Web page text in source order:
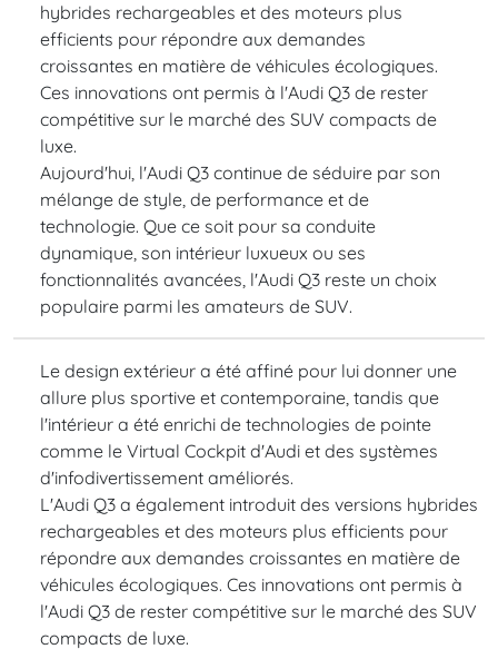
hybrides rechargeables et des moteurs plus
efficients pour répondre aux demandes
croissantes en matière de véhicules écologiques.
Ces innovations ont permis à l'Audi Q3 de rester
compétitive sur le marché des SUV compacts de
luxe.
Aujourd'hui, l'Audi Q3 continue de séduire par son
mélange de style, de performance et de
technologie. Que ce soit pour sa conduite
dynamique, son intérieur luxueux ou ses
fonctionnalités avancées, l'Audi Q3 reste un choix
populaire parmi les amateurs de SUV.
Le design extérieur a été affiné pour lui donner une
allure plus sportive et contemporaine, tandis que
l'intérieur a été enrichi de technologies de pointe
comme le Virtual Cockpit d'Audi et des systèmes
d'infodivertissement améliorés.
L'Audi Q3 a également introduit des versions hybrides
rechargeables et des moteurs plus efficients pour
répondre aux demandes croissantes en matière de
véhicules écologiques. Ces innovations ont permis à
l'Audi Q3 de rester compétitive sur le marché des SUV
compacts de luxe.